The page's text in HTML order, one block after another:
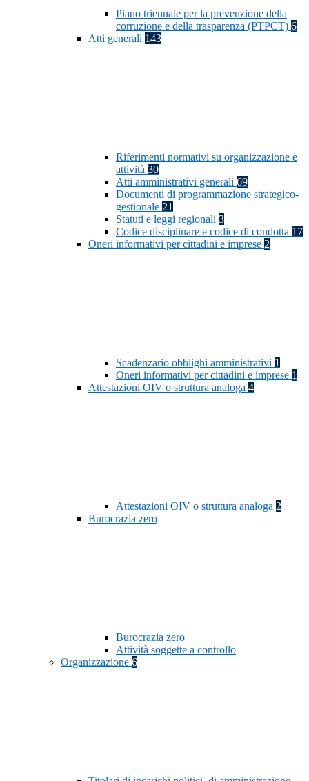
Piano triennale per la prevenzione della
corruzione e della trasparenza (PTPCT) 6
Atti generali 143
Riferimenti normativi su organizzazione e
attività 30
Atti amministrativi generali 69
Documenti di programmazione strategico-
gestionale 21
Statuti e leggi regionali 3
Codice disciplinare e codice di condotta 17
Oneri informativi per cittadini e imprese 2
Scadenzario obblighi amministrativi 1
Oneri informativi per cittadini e imprese 1
Attestazioni OIV o struttura analoga 4
Attestazioni OIV o struttura analoga 2
Burocrazia zero
Burocrazia zero
Attività soggette a controllo
Organizzazione 6